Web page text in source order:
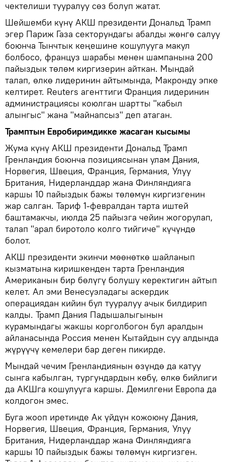
чектелиши тууралуу сөз болуп жатат.
Шейшемби күнү АКШ президенти Дональд Трамп
эгер Париж Газа секторундагы абалды жөнгө салуу
боюнча Тынчтык кеңешине кошулууга макул
болбосо, француз шарабы менен шампанына 200
пайыздык төлөм киргизерин айткан. Мындай
талап, өлкө лидеринин айтымында, Макронду эпке
келтирет. Reuters агенттиги Франция лидеринин
администрациясы коюлган шартты "кабыл
алынгыс" жана "майнапсыз" деп атаган.
Трамптын Евробиримдикке жасаган кысымы
Жума күнү АКШ президенти Дональд Трамп
Гренландия боюнча позициясынан улам Дания,
Норвегия, Швеция, Франция, Германия, Улуу
Британия, Нидерланддар жана Финляндияга
каршы 10 пайыздык бажы төлөмүн киргизгенин
жар салган. Тариф 1-февралдан тарта иштей
баштамакчы, июлда 25 пайызга чейин жогорулап,
талап "арал биротоло колго тийгиче" күчүндө
болот.
АКШ президенти экинчи мөөнөткө шайланып
кызматына киришкенден тарта Гренландия
Американын бир бөлүгү болушу керектигин айтып
келет. Ал эми Венесуэладагы аскердик
операциядан кийин бул тууралуу ачык билдирип
калды. Трамп Дания Падышалыгынын
курамындагы жакшы корголбогон бул аралдын
айланасында Россия менен Кытайдын суу алдында
жүрүүчү кемелери бар деген пикирде.
Мындай чечим Гренландиянын өзүндө да катуу
сынга кабылган, тургундардын көбү, өлкө бийлиги
да АКШга кошулууга каршы. Демилгени Европа да
колдогон эмес.
Буга жооп иретинде Ак үйдүн кожоюну Дания,
Норвегия, Швеция, Франция, Германия, Улуу
Британия, Нидерланддар жана Финляндияга
каршы 10 пайыздык бажы төлөмүн киргизген.